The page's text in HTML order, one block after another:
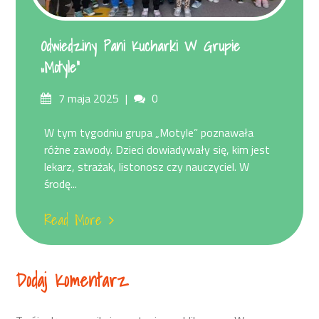
Odwiedziny Pani Kucharki W Grupie
„Motyle”
Posted7 maja 2025 Comments
0
W tym tygodniu grupa „Motyle” poznawała
różne zawody. Dzieci dowiadywały się, kim jest
lekarz, strażak, listonosz czy nauczyciel. W
środę...
Read More
Dodaj Komentarz